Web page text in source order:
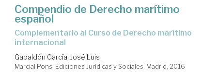
Compendio de Derecho marítimo
español
Complementario al Curso de Derecho marítimo
internacional
Gabaldón García, José Luis
Marcial Pons, Ediciones Jurídicas y Sociales. Madrid, 2016